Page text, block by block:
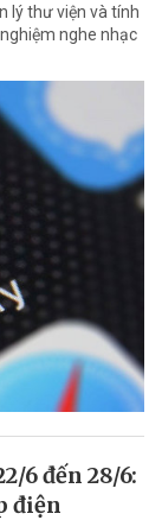
lý thư viện và tính
nghe nhạc
6 đến 28/6:
điện